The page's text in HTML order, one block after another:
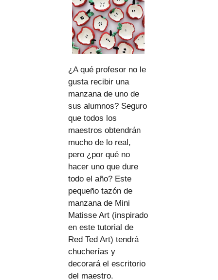
¿A qué profesor no le
gusta recibir una
manzana de uno de
sus alumnos? Seguro
que todos los
maestros obtendrán
mucho de lo real,
pero ¿por qué no
hacer uno que dure
todo el año? Este
pequeño tazón de
manzana de Mini
Matisse Art (inspirado
en este tutorial de
Red Ted Art) tendrá
chucherías y
decorará el escritorio
del maestro.